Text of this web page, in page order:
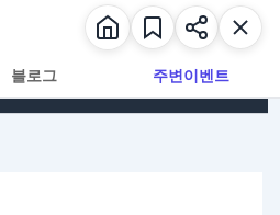
블로그 주변이벤트